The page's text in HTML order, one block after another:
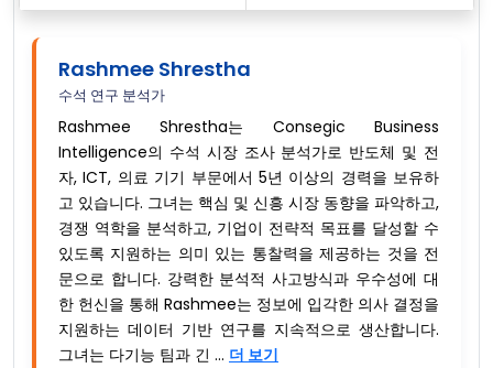
Rashmee Shrestha
수석 연구 분석가
Rashmee Shrestha는 Consegic Business
Intelligence의 수석 시장 조사 분석가로 반도체 및 전
자, ICT, 의료 기기 부문에서 5년 이상의 경력을 보유하
고 있습니다. 그녀는 핵심 및 신흥 시장 동향을 파악하고,
경쟁 역학을 분석하고, 기업이 전략적 목표를 달성할 수
있도록 지원하는 의미 있는 통찰력을 제공하는 것을 전
문으로 합니다. 강력한 분석적 사고방식과 우수성에 대
한 헌신을 통해 Rashmee는 정보에 입각한 의사 결정을
지원하는 데이터 기반 연구를 지속적으로 생산합니다.
그녀는 다기능 팀과 긴 ... 더 보기